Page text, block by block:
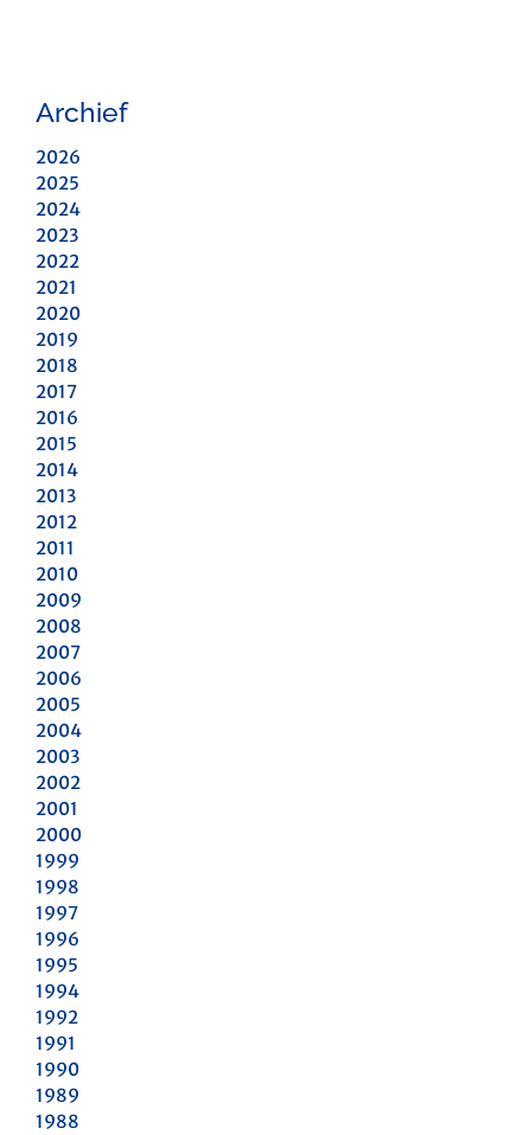
Archief
2026
2025
2024
2023
2022
2021
2020
2019
2018
2017
2016
2015
2014
2013
2012
2011
2010
2009
2008
2007
2006
2005
2004
2003
2002
2001
2000
1999
1998
1997
1996
1995
1994
1992
1991
1990
1989
1988